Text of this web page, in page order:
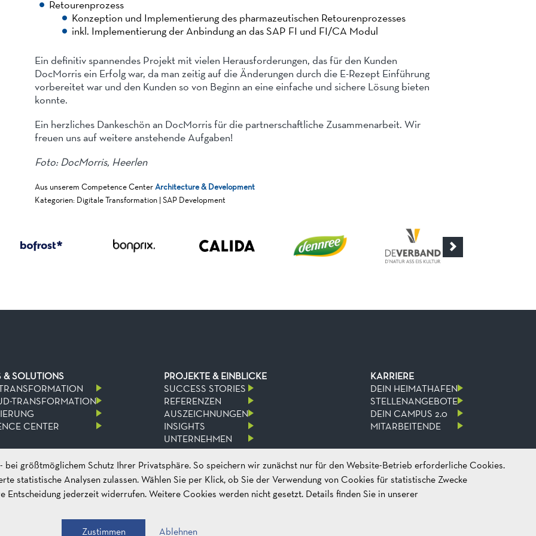
größtmöglichem Schutz Ihrer Privatsphäre. So speichern wir zunächst nur für den Website-Betrieb erforderliche Cookies.
statistische Analysen zulassen. Wählen Sie per Klick, ob Sie der Verwendung von Cookies für statistische Zwecke
Entscheidung jederzeit widerrufen. Weitere Cookies werden nicht gesetzt. Details finden Sie in unserer
Zustimmen Ablehnen
Retourenprozess
Konzeption und Implementierung des pharmazeutischen Retourenprozesses
inkl. Implementierung der Anbindung an das SAP FI und FI/CA Modul
Ein definitiv spannendes Projekt mit vielen Herausforderungen, das für den Kunden
DocMorris ein Erfolg war, da man zeitig auf die Änderungen durch die E-Rezept Einführung
vorbereitet war und den Kunden so von Beginn an eine einfache und sichere Lösung bieten
konnte.
Ein herzliches Dankeschön an DocMorris für die partnerschaftliche Zusammenarbeit. Wir
freuen uns auf weitere anstehende Aufgaben!
Foto: DocMorris, Heerlen
Aus unserem Competence CenterArchitecture & Development
Kategorien: Digitale Transformation | SAP Development
& SOLUTIONS
TRANSFORMATION
CENTER
PROJEKTE & EINBLICKE
SUCCESS STORIES
REFERENZEN
AUSZEICHNUNGEN
INSIGHTS
UNTERNEHMEN
KARRIERE
DEIN HEIMATHAFEN
STELLENANGEBOTE
DEIN CAMPUS 2.0
MITARBEITENDE